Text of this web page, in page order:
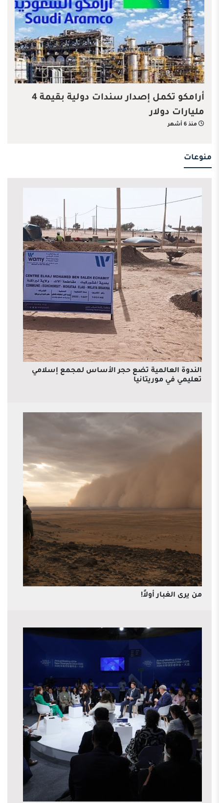
أرامكو تكمل إصدار سندات دولية بقيمة 4
مليارات دولار
منذ 6 أشهر
منوعات
الندوة العالمية تضع حجر الأساس لمجمع إسلامي
تعليمي في موريتانيا
من يرى الغبار أولاً!